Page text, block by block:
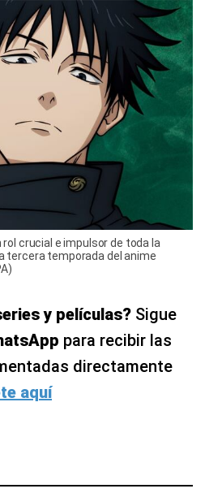
crucial e impulsor de toda la
tercera temporada del anime
y películas? Sigue
para recibir las
directamente
aquí